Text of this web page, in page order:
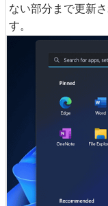
ない部分まで更新
す。